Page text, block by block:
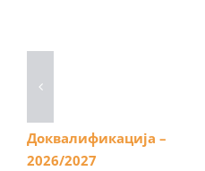
Доквалификација –
2026/2027